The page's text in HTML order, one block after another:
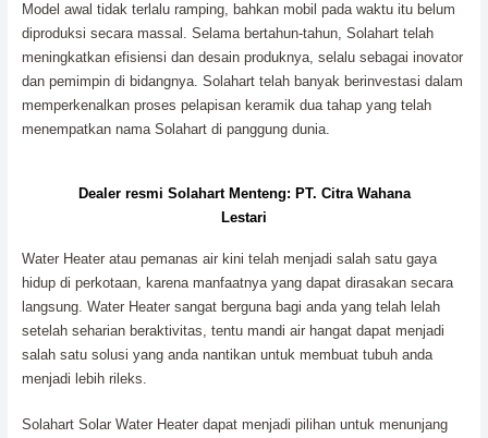
Model awal tidak terlalu ramping, bahkan mobil pada waktu itu belum
diproduksi secara massal. Selama bertahun-tahun, Solahart telah
meningkatkan efisiensi dan desain produknya, selalu sebagai inovator
dan pemimpin di bidangnya. Solahart telah banyak berinvestasi dalam
memperkenalkan proses pelapisan keramik dua tahap yang telah
menempatkan nama Solahart di panggung dunia.
Dealer resmi Solahart Menteng: PT. Citra Wahana
Lestari
Water Heater atau pemanas air kini telah menjadi salah satu gaya
hidup di perkotaan, karena manfaatnya yang dapat dirasakan secara
langsung. Water Heater sangat berguna bagi anda yang telah lelah
setelah seharian beraktivitas, tentu mandi air hangat dapat menjadi
salah satu solusi yang anda nantikan untuk membuat tubuh anda
menjadi lebih rileks.
Solahart Solar Water Heater dapat menjadi pilihan untuk menunjang